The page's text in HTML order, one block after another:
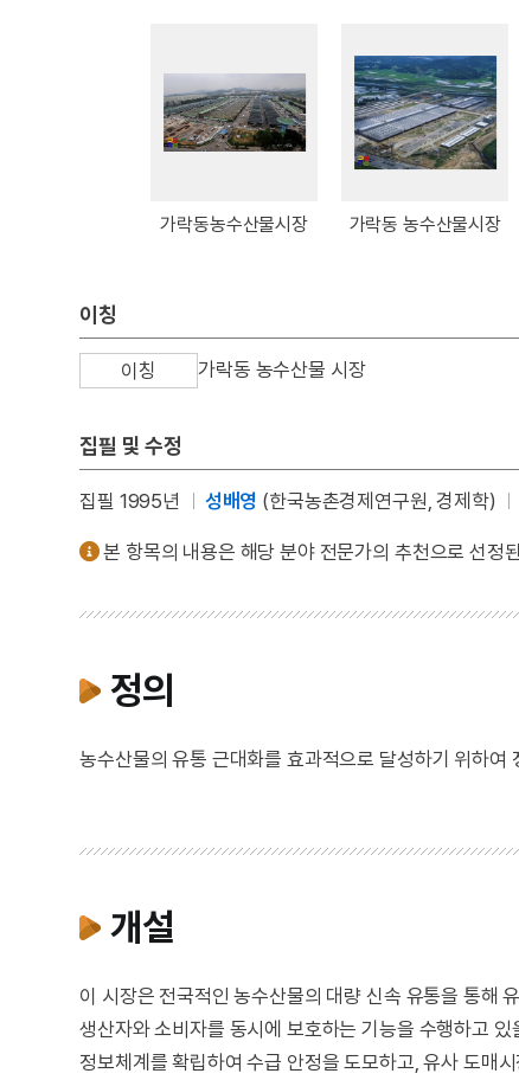
가락동농수산물시장 가락동 농수산물시장
이칭
이칭 가락동 농수산물 시장
집필 및 수정
집필 1995년 성배영 (한국농촌경제연구원, 경제학)
본 항목의 내용은 해당 분야 전문가의 추천으로 선정
정의
농수산물의 유통 근대화를 효과적으로 달성하기 위하
개설
이 시장은 전국적인 농수산물의 대량 신속 유통을 통해
생산자와 소비자를 동시에 보호하는 기능을 수행하고
정보체계를 확립하여 수급 안정을 도모하고, 유사 도매